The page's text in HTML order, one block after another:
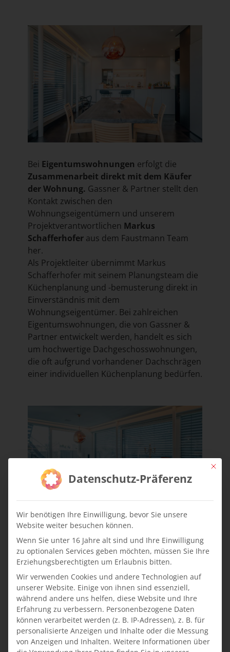
Bei Eigentumswohnungen erfolgt die
Zusammenarbeit direkt mit dem Käufer
der Wohnung. Gassner & Partner stellt den
Kontakt zwischen den
Wohnungseigentümern und unserem
Projektverantwortlichen Markus
Schafferhoferaus dem Faustmann Team
her.
Als Projektleiter übernimmt Markus
Schafferhofer mit seinem Planungsteam die
Küchenplanung und -bemusterung direkt in
Einverständnis mit dem
Wohnungseigentümer. Bei zahlreichen
Eigentumswohnungen, die von Gassner &
Partner entwickelt werden, handelt es sich
um hochwertige Dachgeschosswohnungen,
die oft aufgrund vorhandener Dachschrägen
einer individuellen Küchenplanung bedürfen.
Zusätzlich zu den eigens geplanten Küchen
wird das Faustmann Team von vielen
Wohnungseigentümern mit der Planung und
Möbelfertigung sowie der Auswahl von
Wohnaccessoires für alle Räume der
Wohnung beauftragt.
Unser Team ist auf die Planung von
durchdachten Wohnraumkonzepten
spezialisiert und entwickeltindividuelle
Mit
Datenschutz-Präferenz
Wir benötigen Ihre Einwilligung, bevor Sie unsere
Website weiter besuchen können.
Wenn Sie unter 16 Jahre alt sind und Ihre Einwilligung
zu optionalen Services geben möchten, müssen Sie Ihre
Erziehungsberechtigten um Erlaubnis bitten.
Wir verwenden Cookies und andere Technologien auf
unserer Website. Einige von ihnen sind essenziell,
während andere uns helfen, diese Website und Ihre
Erfahrung zu verbessern. Personenbezogene Daten
können verarbeitet werden (z. B. IP-Adressen), z. B. für
personalisierte Anzeigen und Inhalte oder die Messung
von Anzeigen und Inhalten. Weitere Informationen über